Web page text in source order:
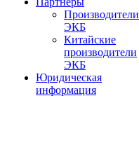
Производители
ЭКБ
Китайские
производители
ЭКБ
Юридическая
информация